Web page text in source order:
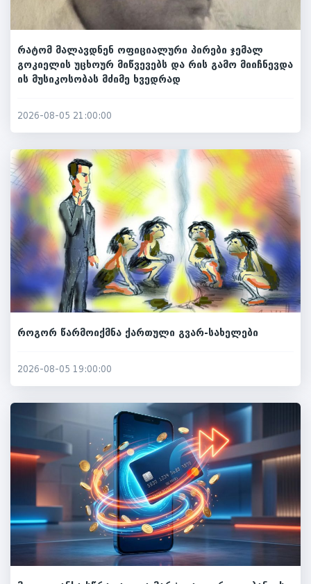
რატომ მალავდნენ ოფიციალური პირები ჯემალ
გოკიელის უცხოურ მიწვევებს და რის გამო მიიჩნევდა
ის მუსიკოსობას მძიმე ხვედრად
2026-08-05 21:00:00
როგორ წარმოიქმნა ქართული გვარ-სახელები
2026-08-05 19:00:00